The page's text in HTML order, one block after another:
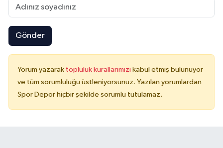
Gönder
Yorum yazarak topluluk kurallarımızı kabul etmiş bulunuyor
ve tüm sorumluluğu üstleniyorsunuz. Yazılan yorumlardan
Spor Depor hiçbir şekilde sorumlu tutulamaz.